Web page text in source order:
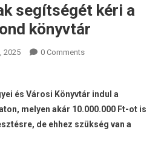
segítségét kéri a
könyvtár
2025 0 Comments
és Városi Könyvtár indul a
melyen akár 10.000.000 Ft-ot is
de ehhez szükség van a